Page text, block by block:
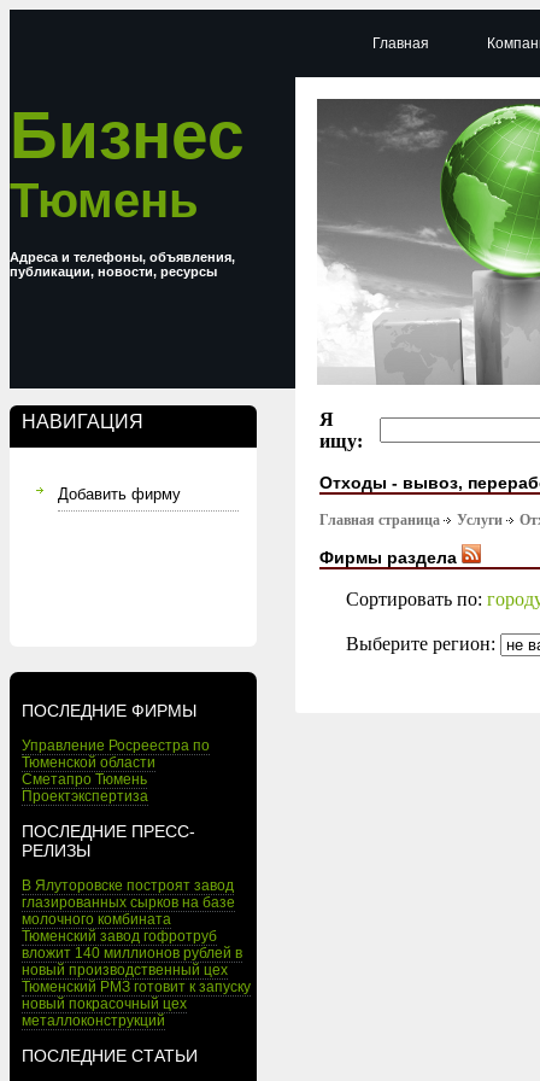
Бизнес
Тюмень
Адреса и телефоны, объявления,
публикации, новости, ресурсы
НАВИГАЦИЯ
Добавить фирму
ПОСЛЕДНИЕ ФИРМЫ
Управление Росреестра по
Тюменской области
Сметапро Тюмень
Проектэкспертиза
ПОСЛЕДНИЕ ПРЕСС-
РЕЛИЗЫ
В Ялуторовске построят завод
глазированных сырков на базе
молочного комбината
Тюменский завод гофротруб
вложит 140 миллионов рублей в
новый производственный цех
Тюменский РМЗ готовит к запуску
новый покрасочный цех
металлоконструкций
ПОСЛЕДНИЕ СТАТЬИ
Главная
Я
ищу:
Отходы - вывоз,
Главная страница Услуги
Фирмы раздела
Сортировать по:
Выберите регион: